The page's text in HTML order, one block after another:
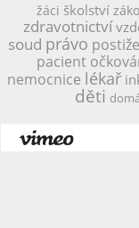
žáci školství
zdravotnictví
soud právo
pacient
nemocnice lékař
děti